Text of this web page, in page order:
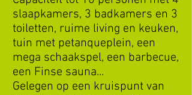
slaapkamers, 3 badkamers en 3
toiletten, ruime living en keuken,
tuin met petanqueplein, een
mega schaakspel, een barbecue,
een Finse sauna...
Gelegen op een kruispunt van